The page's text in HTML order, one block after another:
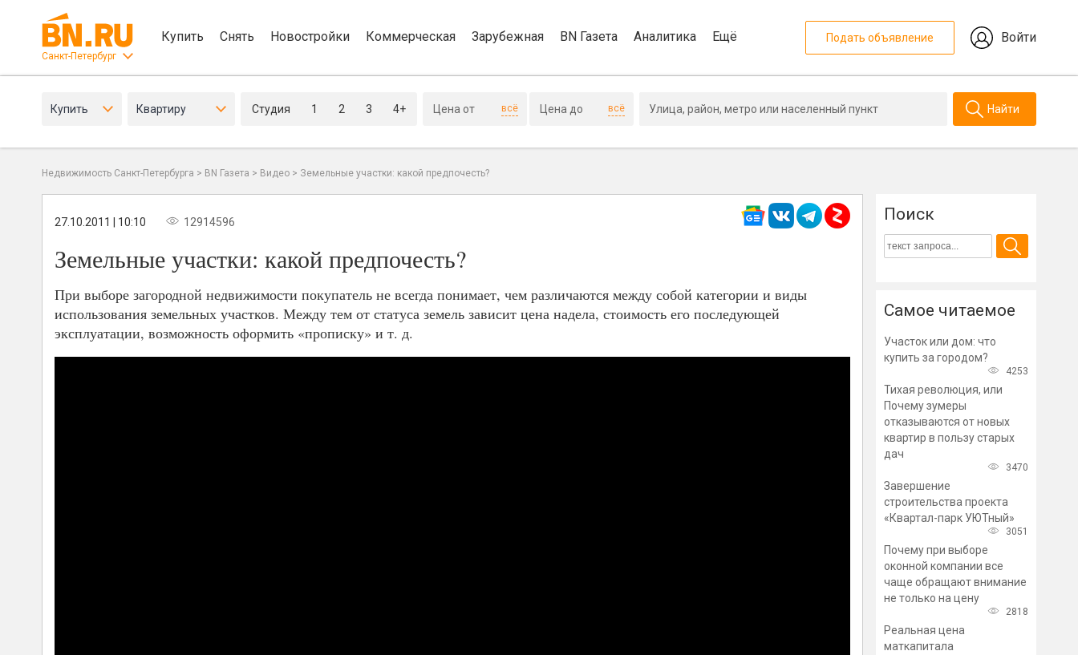
Санкт-Петербург
Купить Снять Новостройки Коммерческая Зарубежная BN Газета Аналитика Ещё Подать объявление Войти
Купить Квартиру Студия 1 2 3 4+ всё всё Найти
Недвижимость Санкт-Петербурга > BN Газета > Видео > Земельные участки: какой предпочесть?
27.10.2011 | 10:10 12914596
Земельные участки: какой предпочесть?
При выборе загородной недвижимости покупатель не всегда понимает, чем различаются между собой категории и виды
использования земельных участков. Между тем от статуса земель зависит цена надела, стоимость его последующей
эксплуатации, возможность оформить «прописку» и т. д.
Поиск
Самое читаемое
Участок или дом: что
купить за городом?
4253
Тихая революция, или
Почему зумеры
отказываются от новых
квартир в пользу старых
дач
3470
Завершение
строительства проекта
«Квартал-парк УЮТный»
3051
Почему при выборе
оконной компании все
чаще обращают внимание
не только на цену
2818
Реальная цена
маткапитала